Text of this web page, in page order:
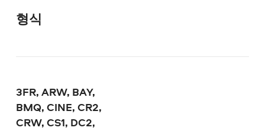
형식
3FR, ARW, BAY,
BMQ, CINE, CR2,
CRW, CS1, DC2,